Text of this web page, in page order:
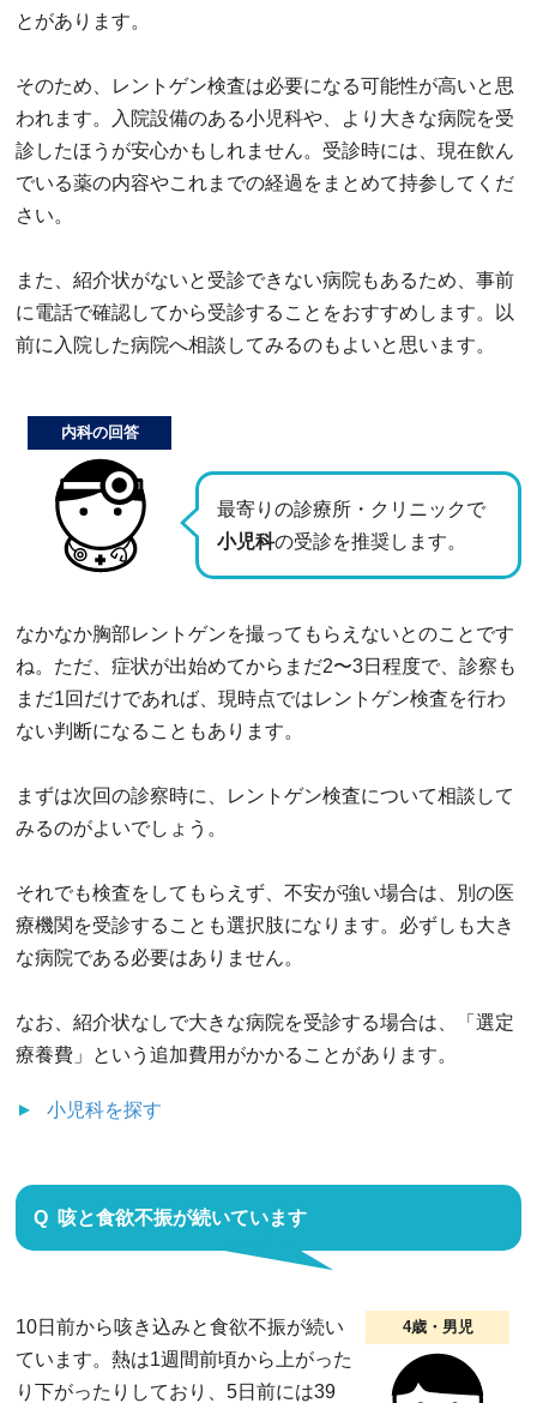
とがあります。
そのため、レントゲン検査は必要になる可能性が高いと思
われます。入院設備のある小児科や、より大きな病院を受
診したほうが安心かもしれません。受診時には、現在飲ん
でいる薬の内容やこれまでの経過をまとめて持参してくだ
さい。
また、紹介状がないと受診できない病院もあるため、事前
に電話で確認してから受診することをおすすめします。以
前に入院した病院へ相談してみるのもよいと思います。
最寄りの診療所・クリニックで
小児科の受診を推奨します。
内科の回答
なかなか胸部レントゲンを撮ってもらえないとのことです
ね。ただ、症状が出始めてからまだ2〜3日程度で、診察も
まだ1回だけであれば、現時点ではレントゲン検査を行わ
ない判断になることもあります。
まずは次回の診察時に、レントゲン検査について相談して
みるのがよいでしょう。
それでも検査をしてもらえず、不安が強い場合は、別の医
療機関を受診することも選択肢になります。必ずしも大き
な病院である必要はありません。
なお、紹介状なしで大きな病院を受診する場合は、「選定
療養費」という追加費用がかかることがあります。
小児科を探す
咳と食欲不振が続いています
4歳・男児
10日前から咳き込みと食欲不振が続い
ています。熱は1週間前頃から上がった
り下がったりしており、5日前には39